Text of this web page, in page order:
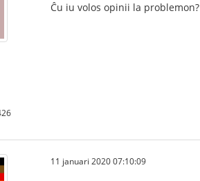
Ĉu iu volos opinii la problemon?
11 januari 2020 07:10:09